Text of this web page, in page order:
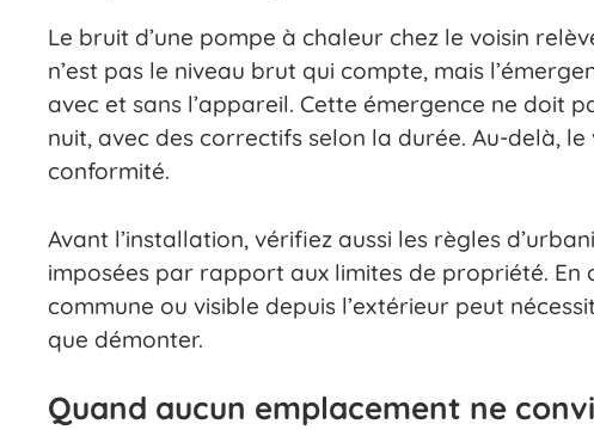
Le bruit d’une pompe à chaleur chez le voisin
n’est pas le niveau brut qui compte, mais
avec et sans l’appareil. Cette émergence ne doit
nuit, avec des correctifs selon la durée. Au-delà,
conformité.
Avant l’installation, vérifiez aussi les règles
imposées par rapport aux limites de propriété.
commune ou visible depuis l’extérieur peut
que démonter.
Quand aucun emplacement ne